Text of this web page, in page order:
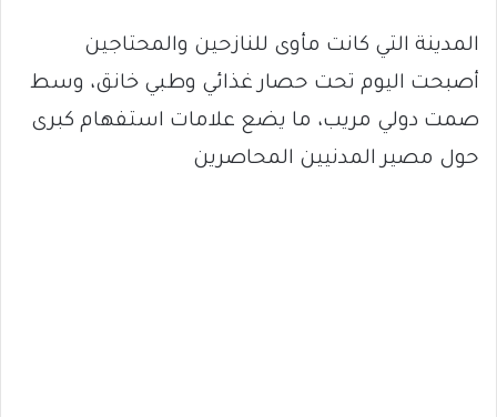
المدينة التي كانت مأوى للنازحين والمحتاجين
أصبحت اليوم تحت حصار غذائي وطبي خانق، وسط
صمت دولي مريب، ما يضع علامات استفهام كبرى
حول مصير المدنيين المحاصرين